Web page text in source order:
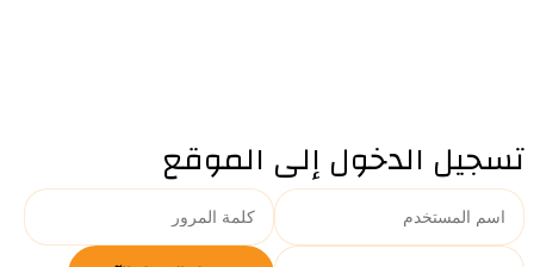
تسجيل الدخول إلى الموقع